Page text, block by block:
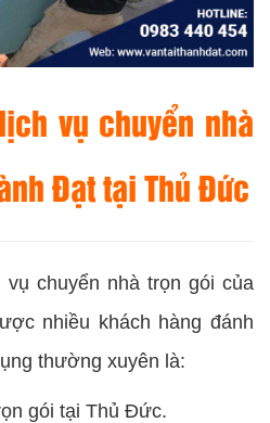
vụ chuyển nhà
Đạttại Thủ Đức
chuyển nhà trọn gói của
nhiều khách hàng đánh
thường xuyên là:
gói tại Thủ Đức.